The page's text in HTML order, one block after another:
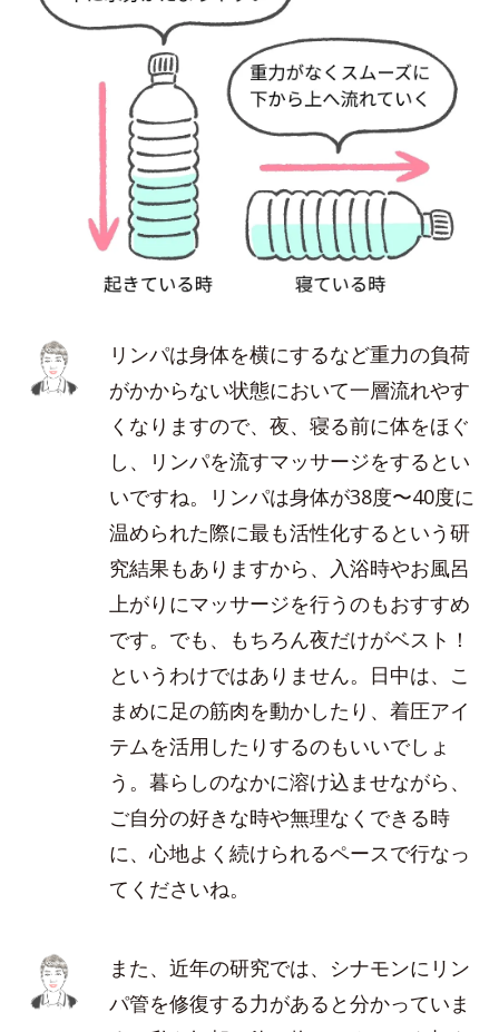
リンパは身体を横にするなど重力の負荷
がかからない状態において一層流れやす
くなりますので、夜、寝る前に体をほぐ
し、リンパを流すマッサージをするとい
いですね。リンパは身体が38度〜40度に
温められた際に最も活性化するという研
究結果もありますから、入浴時やお風呂
上がりにマッサージを行うのもおすすめ
です。でも、もちろん夜だけがベスト！
というわけではありません。日中は、こ
まめに足の筋肉を動かしたり、着圧アイ
テムを活用したりするのもいいでしょ
う。暮らしのなかに溶け込ませながら、
ご自分の好きな時や無理なくできる時
に、心地よく続けられるペースで行なっ
てくださいね。
また、近年の研究では、シナモンにリン
パ管を修復する力があると分かっていま